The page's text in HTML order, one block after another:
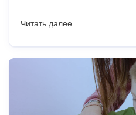
Читать далее